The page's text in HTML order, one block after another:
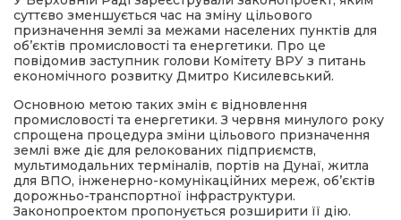
місія
суттєво зменшується час на зміну цільового
призначення землі за межами населених пунктів для
об’єктів промисловості та енергетики. Про це
повідомив заступник голови Комітету ВРУ з питань
економічного розвитку Дмитро Кисилевський.
Основною метою таких змін є відновлення
промисловості та енергетики. З червня минулого року
спрощена процедура зміни цільового призначення
землі вже діє для релокованих підприємств,
мультимодальних терміналів, портів на Дунаї, житла
для ВПО, інженерно-комунікаційних мереж, об’єктів
дорожньо-транспортної інфраструктури.
Законопроектом пропонується розширити її дію.